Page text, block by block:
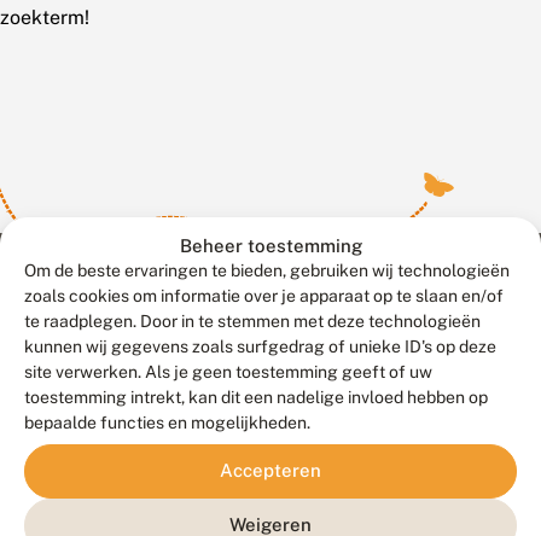
Beheer toestemming
Om de beste ervaringen te bieden, gebruiken wij technologieën
zoals cookies om informatie over je apparaat op te slaan en/of
te raadplegen. Door in te stemmen met deze technologieën
kunnen wij gegevens zoals surfgedrag of unieke ID's op deze
site verwerken. Als je geen toestemming geeft of uw
toestemming intrekt, kan dit een nadelige invloed hebben op
bepaalde functies en mogelijkheden.
Accepteren
Weigeren
zoekterm!
Contact
Veelgestelde vragen
Meld waarnemingen© 2026 Vlinderstichting
Duurzaam ontwikkeld door
Go2People
, ontworpen door
Blue Field Agency
Privacy
Disclaimer
Sitemap